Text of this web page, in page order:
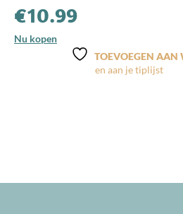
€10.99
Nu kopen
TOEVOEGEN AAN